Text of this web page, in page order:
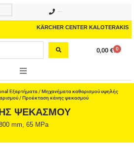
KÄRCHER CENTER KALOTERAKIS
0,00 € 0
Cart
Εξαρτήματα /Μηχανήματα καθαρισμού υψηλής
/ Προέκταση κάνης ψεκασμού
ΨΕΚΑΣΜΟΎ
mm, 65 MPa